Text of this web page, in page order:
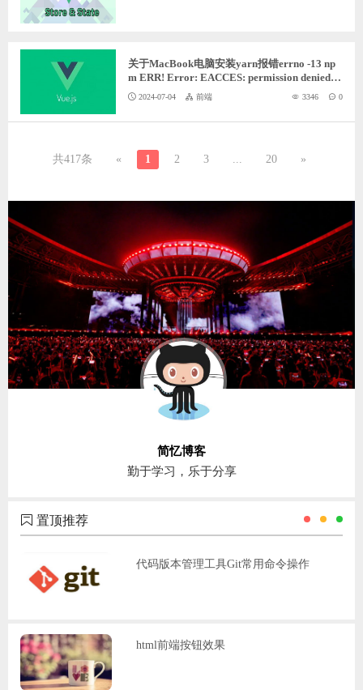
关于MacBook电脑安装yarn报错errno -13 np
m ERR! Error: EACCES: permission denied,
mkdir '/usr/local/lib/node_modules/yarn解决
2024-07-04 前端 3346 0
共417条 « 1 2 3 ... 20 »
简忆博客
勤于学习，乐于分享
置顶推荐
代码版本管理工具Git常用命令操作
html前端按钮效果